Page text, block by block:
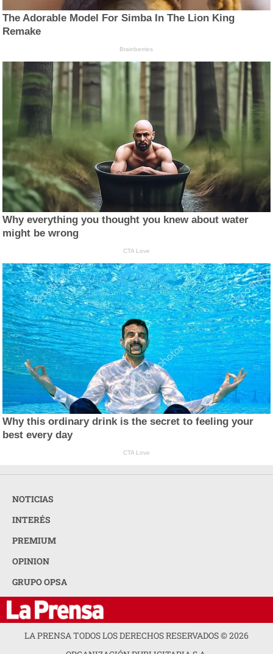
The Adorable Model For Simba In The Lion King
Remake
Brainberries
Why everything you thought you knew about water
might be wrong
CTA Love
Why this ordinary drink is the secret to feeling your
best every day
CTA Love
NOTICIAS
INTERÉS
PREMIUM
OPINION
GRUPO OPSA
LA PRENSA TODOS LOS DERECHOS RESERVADOS ©2026